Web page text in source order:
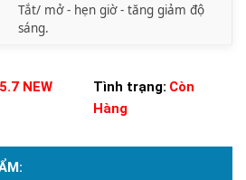
Tắt/ mở - hẹn giờ - tăng giảm độ
sáng.
NEW
Tình trạng: Còn
Hàng